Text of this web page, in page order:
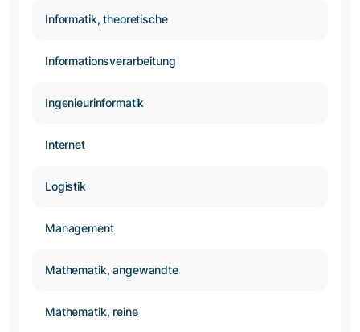
Informatik, theoretische
Informationsverarbeitung
Ingenieurinformatik
Internet
Logistik
Management
Mathematik, angewandte
Mathematik, reine